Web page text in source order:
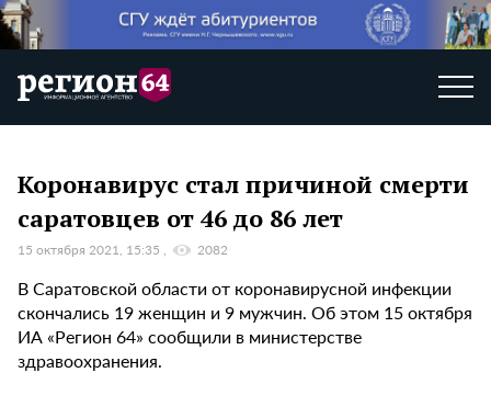
Коронавирус стал причиной смерти
саратовцев от 46 до 86 лет
15 октября 2021, 15:35 2082
В Саратовской области от коронавирусной инфекции
скончались 19 женщин и 9 мужчин. Об этом 15 октября
ИА «Регион 64» сообщили в министерстве
здравоохранения.